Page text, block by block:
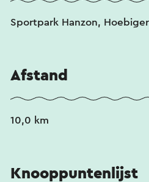
Sportpark Hanzon,
Afstand
10,0 km
Knooppuntenlijst